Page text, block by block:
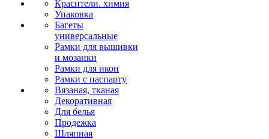
Красители. химия
Упаковка
Багеты
универсальные
Рамки для вышивки
и мозаики
Рамки для икон
Рамки с паспарту
Вязаная, тканая
Декоративная
Для белья
Продежка
Шляпная